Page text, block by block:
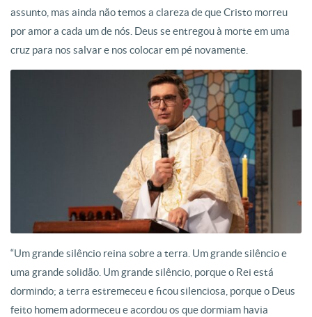
assunto, mas ainda não temos a clareza de que Cristo morreu
por amor a cada um de nós. Deus se entregou à morte em uma
cruz para nos salvar e nos colocar em pé novamente.
“Um grande silêncio reina sobre a terra. Um grande silêncio e
uma grande solidão. Um grande silêncio, porque o Rei está
dormindo; a terra estremeceu e ficou silenciosa, porque o Deus
feito homem adormeceu e acordou os que dormiam havia